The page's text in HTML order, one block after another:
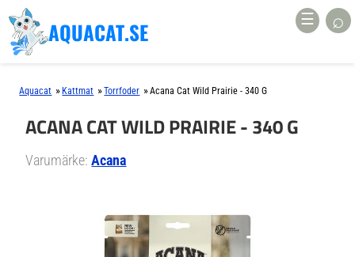
AQUACAT.SE ☰ ⌕
Aquacat » Kattmat »Torrfoder »Acana Cat Wild Prairie - 340 G
ACANA CAT WILD PRAIRIE - 340 G
Varumärke:Acana